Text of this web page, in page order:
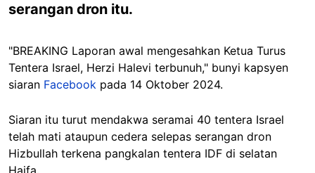
serangan dron itu.
"BREAKING Laporan awal mengesahkan Ketua Turus
Tentera Israel, Herzi Halevi terbunuh," bunyi kapsyen
siaran Facebook pada 14 Oktober 2024.
Siaran itu turut mendakwa seramai 40 tentera Israel
telah mati ataupun cedera selepas serangan dron
Hizbullah terkena pangkalan tentera IDF di selatan
Haifa.